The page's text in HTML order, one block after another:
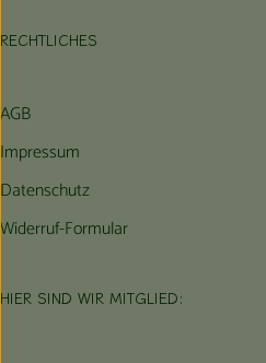
RECHTLICHES
AGB
Impressum
Datenschutz
Widerruf-Formular
HIER SIND WIR MITGLIED: